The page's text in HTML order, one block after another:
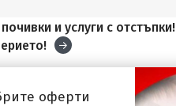
и услуги с отстъпки!
оферти